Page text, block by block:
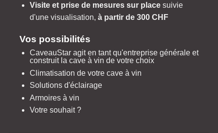
Visite et prise de mesures sur placesuivie
d'une visualisation, à partir de 300 CHF
Vos possibilités
CaveauStar agit en tant qu'entreprise générale et
construit la cave à vin de votre choix
Climatisation de votre cave à vin
Solutions d'éclairage
Armoires à vin
Votre souhait ?